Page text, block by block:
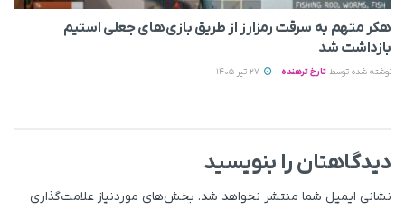
هکر متهم به سرقت رمزارز از طریق بازی‌های جعلی استیم
بازداشت شد
نوشته شده توسط تارخ ترهنده
دیدگاهتان را بنویسید
نشانی ایمیل شما منتشر نخواهد شد. بخش‌های موردنیاز علامت‌گذاری